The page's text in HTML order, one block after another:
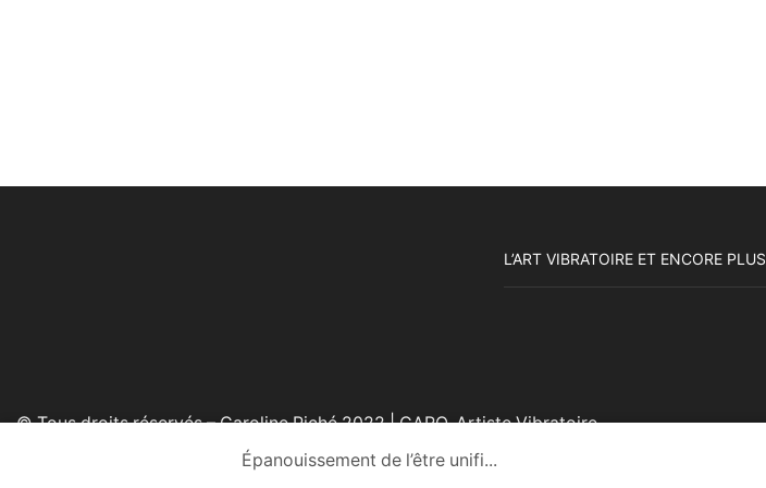
L’ART VIBRATOIRE ET ENCORE PLUS
© Tous droits réservés – Caroline Piché 2022 | CARO, Artiste Vibratoire
Épanouissement de l’être unifi...